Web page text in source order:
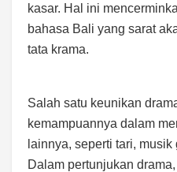
kasar. Hal ini
bahasa Bali yang sarat
tata krama.
Salah satu keunikan
kemampuannya dalam
lainnya, seperti tari,
Dalam pertunjukan